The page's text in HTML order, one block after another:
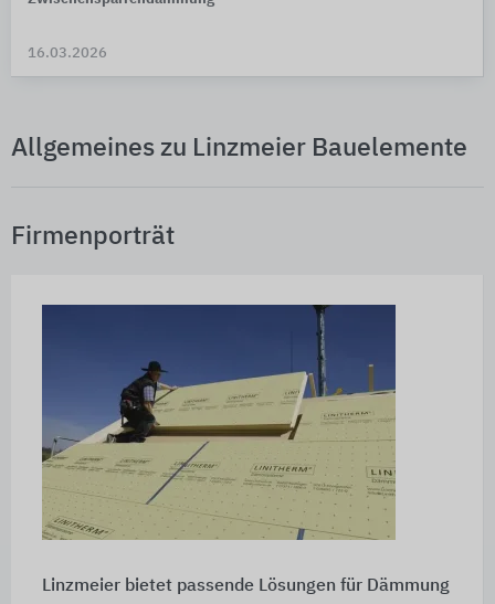
16.03.2026
Allgemeines zu Linzmeier Bauelemente
Firmenporträt
Linzmeier bietet passende Lösungen für Dämmung